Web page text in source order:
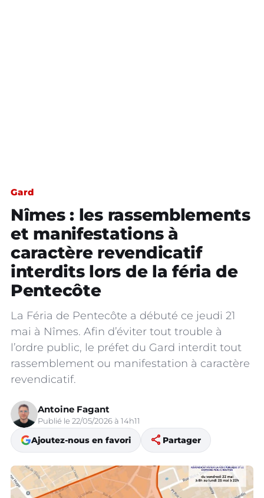
Gard
Nîmes : les rassemblements
et manifestations à
caractère revendicatif
interdits lors de la féria de
Pentecôte
La Féria de Pentecôte a débuté ce jeudi 21
mai à Nîmes. Afin d’éviter tout trouble à
l’ordre public, le préfet du Gard interdit tout
rassemblement ou manifestation à caractère
revendicatif.
Antoine Fagant
Publié le 22/05/2026 à 14h11
Ajoutez-nous en favori share Partager